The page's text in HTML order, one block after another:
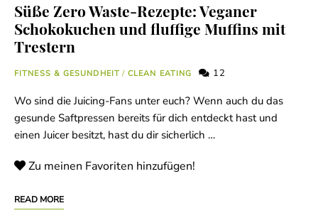
Süße Zero Waste-Rezepte: Veganer
Schokokuchen und fluffige Muffins mit
Trestern
FITNESS & GESUNDHEIT / CLEAN EATING 12
Wo sind die Juicing-Fans unter euch? Wenn auch du das
gesunde Saftpressen bereits für dich entdeckt hast und
einen Juicer besitzt, hast du dir sicherlich …
Zu meinen Favoriten hinzufügen!
READ MORE